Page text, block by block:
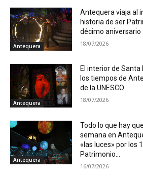
Antequera
Antequera viaja al
historia de ser
décimo aniversario
18/07/2026
Antequera
El interior de
los tiempos de
de la UNESCO
18/07/2026
Antequera
Todo lo que hay
semana en
«las luces» por los
Patrimonio...
16/07/2026